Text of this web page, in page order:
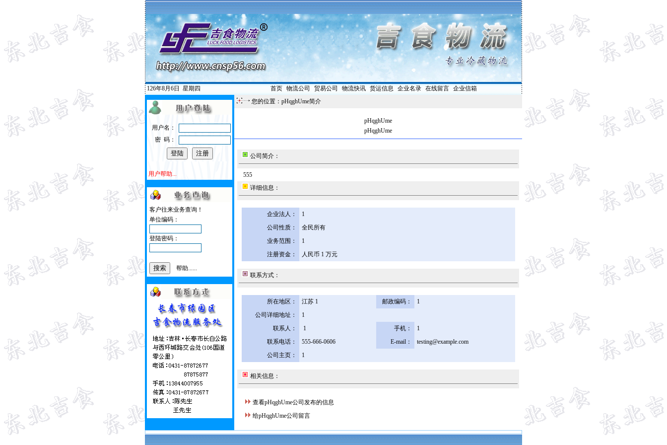
126年8月6日 星期四 首页| 物流公司 贸易公司 物流快讯| 货运信息 企业名录| 在线留言| 企业信箱
用户名：
密 码：
用户帮助...
客户往来业务查询！
单位编码：
登陆密码：
帮助......
您的位置：pHqghUme简介
pHqghUme
pHqghUme
公司简介：
555
详细信息：
企业法人：
1
公司性质：
全民所有
业务范围：
1
注册资金：
人民币 1 万元
联系方式：
所在地区： 江苏 1 邮政编码：
1
公司详细地址：
1
联系人：
1 手机：
1
联系电话：
555-666-0606 E-mail：
testing@example.com
公司主页：
1
相关信息：
查看pHqghUme公司发布的信息
给pHqghUme公司留言